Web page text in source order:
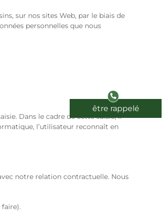
être rappelé
sur nos sites Web, par le biais de
personnelles que nous
Dans le cadre de cette saisie, il
l’utilisateur reconnaît en
notre relation contractuelle. Nous